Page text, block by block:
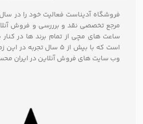
مرجع تخصصی نقد و برررسی و فروش
است که با بیش از 5 سال
وب سایت های فروش آنلاین در ایران